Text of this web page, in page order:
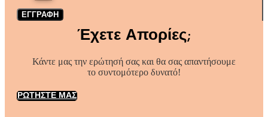
ΕΓΓΡΑΦΗ
Έχετε Απορίες;
Κάντε μας την ερώτησή σας και θα σας απαντήσουμε
το συντομότερο δυνατό!
ΡΩΤΗΣΤΕ ΜΑΣ